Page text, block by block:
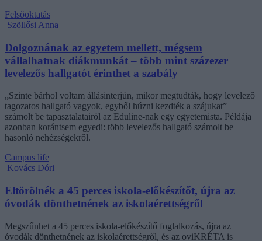
Felsőoktatás
Szöllősi Anna
Dolgoznának az egyetem mellett, mégsem
vállalhatnak diákmunkát – több mint százezer
levelezős hallgatót érinthet a szabály
„Szinte bárhol voltam állásinterjún, mikor megtudták, hogy levelező
tagozatos hallgató vagyok, egyből húzni kezdték a szájukat” –
számolt be tapasztalatairól az Eduline-nak egy egyetemista. Példája
azonban korántsem egyedi: több levelezős hallgató számolt be
hasonló nehézségekről.
Campus life
Kovács Dóri
Eltörölnék a 45 perces iskola-előkészítőt, újra az
óvodák dönthetnének az iskolaérettségről
Megszűnhet a 45 perces iskola-előkészítő foglalkozás, újra az
óvodák dönthetnének az iskolaérettségről, és az oviKRÉTA is